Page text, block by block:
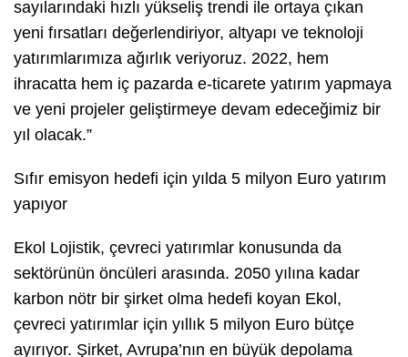
sayılarındaki hızlı yükseliş trendi ile ortaya çıkan
yeni fırsatları değerlendiriyor, altyapı ve teknoloji
yatırımlarımıza ağırlık veriyoruz. 2022, hem
ihracatta hem iç pazarda e-ticarete yatırım yapmaya
ve yeni projeler geliştirmeye devam edeceğimiz bir
yıl olacak.”
Sıfır emisyon hedefi için yılda 5 milyon Euro yatırım
yapıyor
Ekol Lojistik, çevreci yatırımlar konusunda da
sektörünün öncüleri arasında. 2050 yılına kadar
karbon nötr bir şirket olma hedefi koyan Ekol,
çevreci yatırımlar için yıllık 5 milyon Euro bütçe
ayırıyor. Şirket, Avrupa’nın en büyük depolama